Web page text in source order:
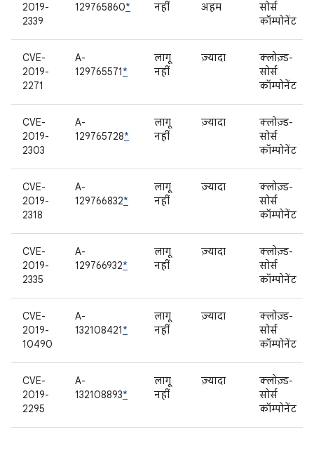
2019-
2339
129765860*
नहीं
अहम
सोर्स
कॉम्पोनेंट
CVE-
2019-
2271
A-
129765571*
लागू
नहीं
ज़्यादा
क्लोज़्ड-
सोर्स
कॉम्पोनेंट
CVE-
2019-
2303
A-
129765728*
लागू
नहीं
ज़्यादा
क्लोज़्ड-
सोर्स
कॉम्पोनेंट
CVE-
2019-
2318
A-
129766832*
लागू
नहीं
ज़्यादा
क्लोज़्ड-
सोर्स
कॉम्पोनेंट
CVE-
2019-
2335
A-
129766932*
लागू
नहीं
ज़्यादा
क्लोज़्ड-
सोर्स
कॉम्पोनेंट
CVE-
2019-
10490
A-
132108421*
लागू
नहीं
ज़्यादा
क्लोज़्ड-
सोर्स
कॉम्पोनेंट
CVE-
2019-
2295
A-
132108893*
लागू
नहीं
ज़्यादा
क्लोज़्ड-
सोर्स
कॉम्पोनेंट